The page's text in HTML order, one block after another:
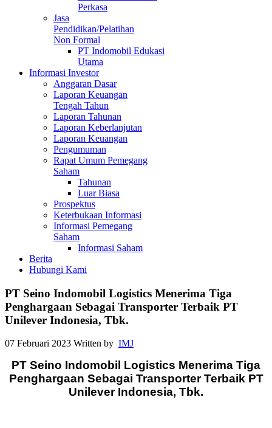
Perkasa
Jasa
Pendidikan/Pelatihan
Non Formal
PT Indomobil Edukasi
Utama
Informasi Investor
Anggaran Dasar
Laporan Keuangan
Tengah Tahun
Laporan Tahunan
Laporan Keberlanjutan
Laporan Keuangan
Pengumuman
Rapat Umum Pemegang
Saham
Tahunan
Luar Biasa
Prospektus
Keterbukaan Informasi
Informasi Pemegang
Saham
Informasi Saham
Berita
Hubungi Kami
PT Seino Indomobil Logistics Menerima Tiga
Penghargaan Sebagai Transporter Terbaik PT
Unilever Indonesia, Tbk.
07 Februari 2023 Written by IMJ
PT Seino Indomobil Logistics Menerima Tiga
Penghargaan Sebagai Transporter Terbaik PT
Unilever Indonesia, Tbk.